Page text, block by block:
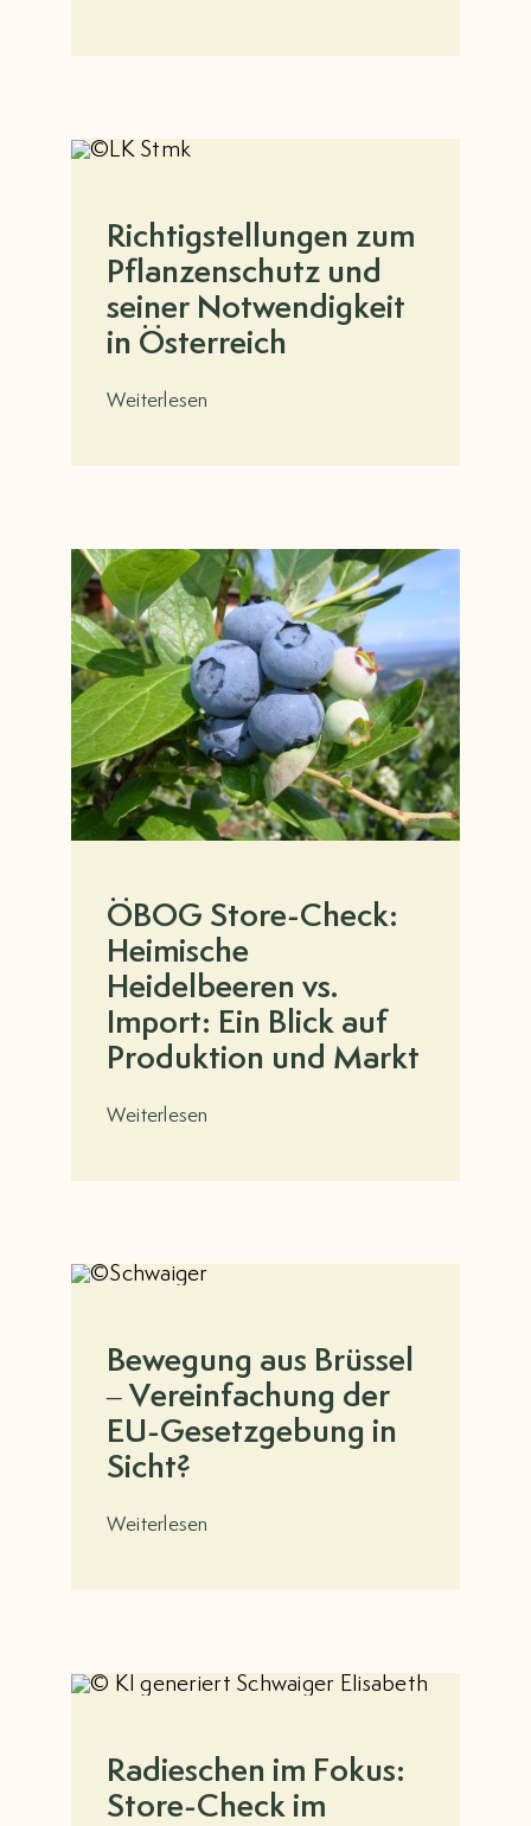
Richtigstellungen zum
Pflanzenschutz und
seiner Notwendigkeit
in Österreich
Weiterlesen
ÖBOG Store-Check:
Heimische
Heidelbeeren vs.
Import: Ein Blick auf
Produktion und Markt
Weiterlesen
Bewegung aus Brüssel
– Vereinfachung der
EU-Gesetzgebung in
Sicht?
Weiterlesen
Radieschen im Fokus:
Store-Check im